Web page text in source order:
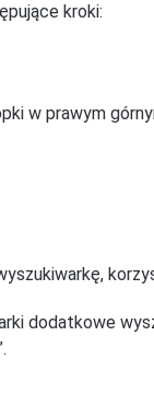
kroki:
w prawym
dodatkowe